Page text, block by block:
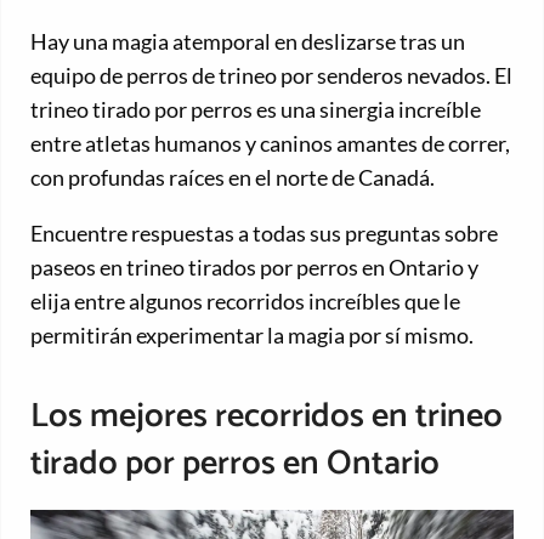
Hay una magia atemporal en deslizarse tras un
equipo de perros de trineo por senderos nevados. El
trineo tirado por perros es una sinergia increíble
entre atletas humanos y caninos amantes de correr,
con profundas raíces en el norte de Canadá.
Encuentre respuestas a todas sus preguntas sobre
paseos en trineo tirados por perros en Ontario y
elija entre algunos recorridos increíbles que le
permitirán experimentar la magia por sí mismo.
Los mejores recorridos en trineo
tirado por perros en Ontario